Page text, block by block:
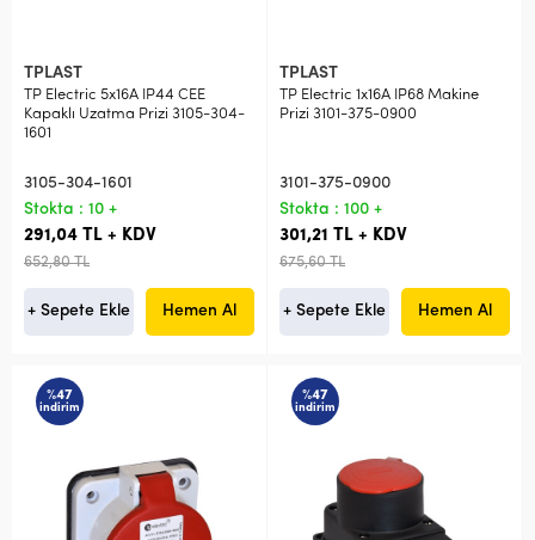
TPLAST
TP Electric 5x16A IP44 CEE
Kapaklı Uzatma Prizi 3105-304-
1601
3105-304-1601
Stokta : 10 +
291,04 TL + KDV
652,80 TL
+ Sepete Ekle Hemen Al
TPLAST
TP Electric 1x16A IP68 Makine
Prizi 3101-375-0900
3101-375-0900
Stokta : 100 +
301,21 TL + KDV
675,60 TL
+ Sepete Ekle Hemen Al
%47
indirim
%47
indirim